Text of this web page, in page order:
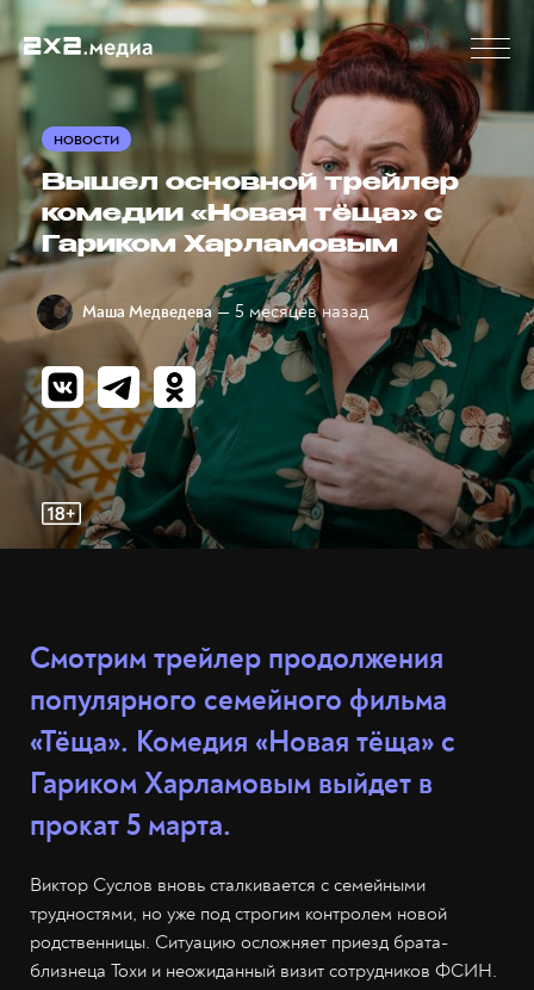
НОВОСТИ
Вышел основной трейлер
комедии «Новая тёща» с
Гариком Харламовым
Маша Медведева — 5 месяцев назад
Смотрим трейлер продолжения
популярного семейного фильма
«Тёща». Комедия «Новая тёща» с
Гариком Харламовым выйдет в
прокат 5 марта.
Виктор Суслов вновь сталкивается с семейными
трудностями, но уже под строгим контролем новой
родственницы. Ситуацию осложняет приезд брата-
близнеца Тохи и неожиданный визит сотрудников ФСИН.